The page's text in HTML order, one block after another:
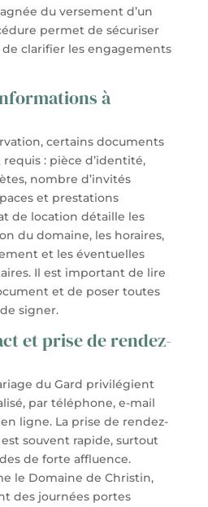
du versement d’un
permet de sécuriser
clarifier les engagements
à
certains documents
: pièce d’identité,
nombre d’invités
et prestations
de location détaille les
du domaine, les horaires,
et les éventuelles
Il est important de lire
et de poser toutes
signer.
et prise de rendez-
du Gard privilégient
par téléphone, e-mail
ligne. La prise de rendez-
souvent rapide, surtout
de forte affluence.
le Domaine de Christin,
des journées portes